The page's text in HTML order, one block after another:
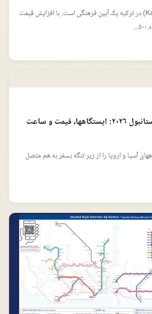
خرید از قصابی (Kasap) در ترکیه یک آیین فرهنگی است. با افزایش قیمت
متروی مارمارای استانبول ۲۰۲۶: ایستگاهها، قیمت و ساعت
آسیا و اروپا را از زیر تنگه بسفر به هم متصل